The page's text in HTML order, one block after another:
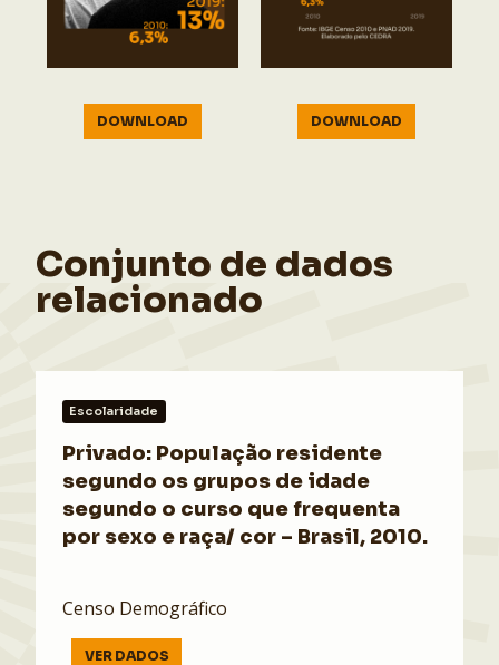
DOWNLOAD DOWNLOAD
Conjunto de dados
relacionado
Escolaridade
Privado: População residente
segundo os grupos de idade
segundo o curso que frequenta
por sexo e raça/ cor – Brasil, 2010.
Censo Demográfico
VER DADOS